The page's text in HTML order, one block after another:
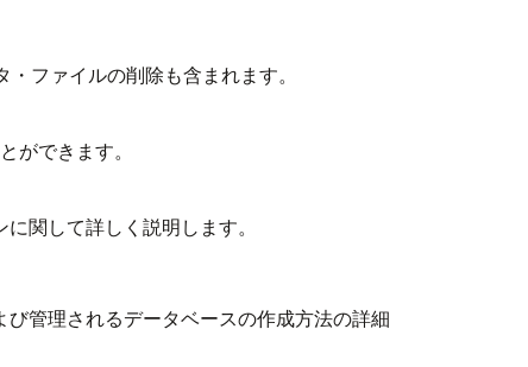
ファイルの削除も含まれます。
ができます。
関して詳しく説明します。
管理されるデータベースの作成方法の詳細